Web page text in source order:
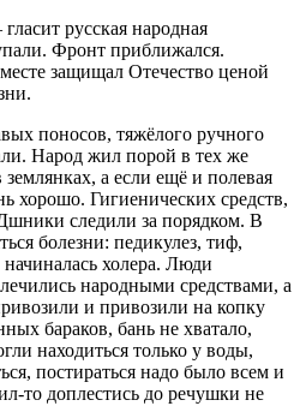
русская народная
Фронт приближался.
защищал Отечество ценой
поносов, тяжёлого ручного
Народ жил порой в тех же
а если ещё и полевая
хорошо. Гигиенических средств,
следили за порядком. В
болезни: педикулез, тиф,
холера. Люди
народными средствами, а
и привозили на копку
бараков, бань не хватало,
находиться только у воды,
постираться надо было всем и
то доплестись до речушки не